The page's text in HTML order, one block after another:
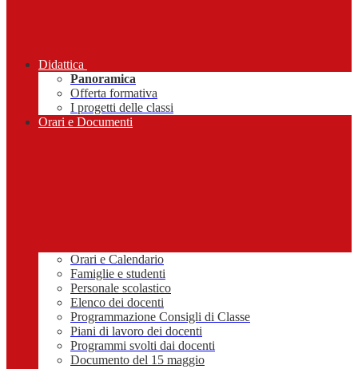
Didattica
Panoramica
Offerta formativa
I progetti delle classi
Orari e Documenti
Orari e Calendario
Famiglie e studenti
Personale scolastico
Elenco dei docenti
Programmazione Consigli di Classe
Piani di lavoro dei docenti
Programmi svolti dai docenti
Documento del 15 maggio